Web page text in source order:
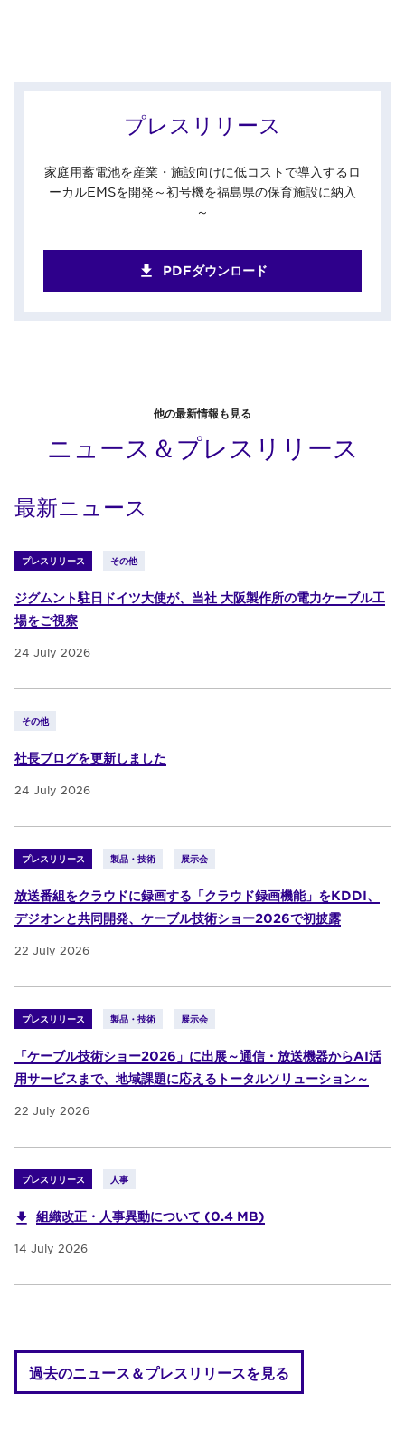
プレスリリース
家庭用蓄電池を産業・施設向けに低コストで導入するロ
ーカルEMSを開発～初号機を福島県の保育施設に納入
～
PDFダウンロード
他の最新情報も見る
ニュース＆プレスリリース
最新ニュース
プレスリリース その他
ジグムント駐日ドイツ大使が、当社 大阪製作所の電力ケーブル工
場をご視察
24 July 2026
その他
社長ブログを更新しました
24 July 2026
プレスリリース 製品・技術 展示会
放送番組をクラウドに録画する「クラウド録画機能」をKDDI、
デジオンと共同開発、ケーブル技術ショー2026で初披露
22 July 2026
プレスリリース 製品・技術 展示会
「ケーブル技術ショー2026」に出展～通信・放送機器からAI活
用サービスまで、地域課題に応えるトータルソリューション～
22 July 2026
プレスリリース 人事
組織改正・人事異動について (0.4 MB)
14 July 2026
過去のニュース＆プレスリリースを見る